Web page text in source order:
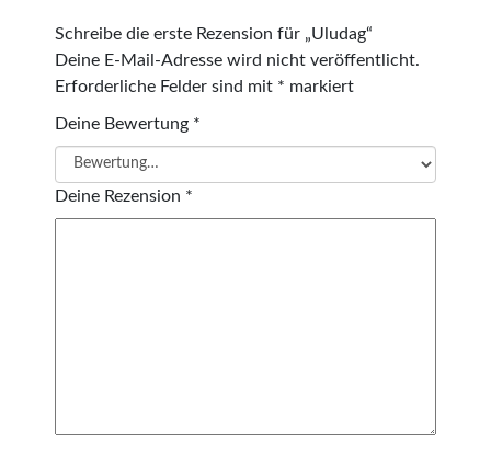
Schreibe die erste Rezension für „Uludag“
Deine E-Mail-Adresse wird nicht veröffentlicht.
Erforderliche Felder sind mit * markiert
Deine Bewertung *
Deine Rezension *